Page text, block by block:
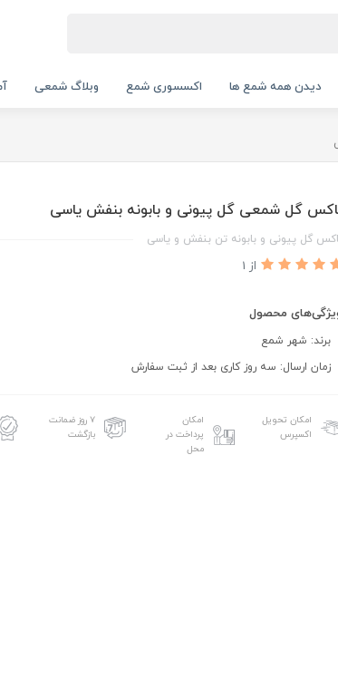
دیدن همه شمع ها اکسسوری شمع وبلاگ شمعی
گل شمعی گل پیونی و بابونه بنفش یاسی
گل پیونی و بابونه تن بنفش و یاسی
از 1
محصول
برند: شهر شمع
زمان ارسال: سه روز کاری بعد از ثبت سفارش
امکان تحویل
اکسپرس
امکان
پرداخت در
محل
۷ روز ضمانت
بازگشت